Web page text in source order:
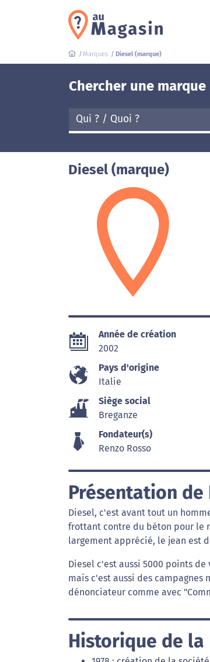
Marques Diesel (marque)
Chercher une marque
Diesel (marque)
Année de création
2002
Pays d'origine
Italie
Siège social
Breganze
Fondateur(s)
Renzo Rosso
Présentation de
Diesel, c'est avant tout un
frottant contre du béton pour le
largement apprécié, le jean est
Diesel c'est aussi 5000 points
mais c'est aussi des
dénonciateur comme avec
Historique de la